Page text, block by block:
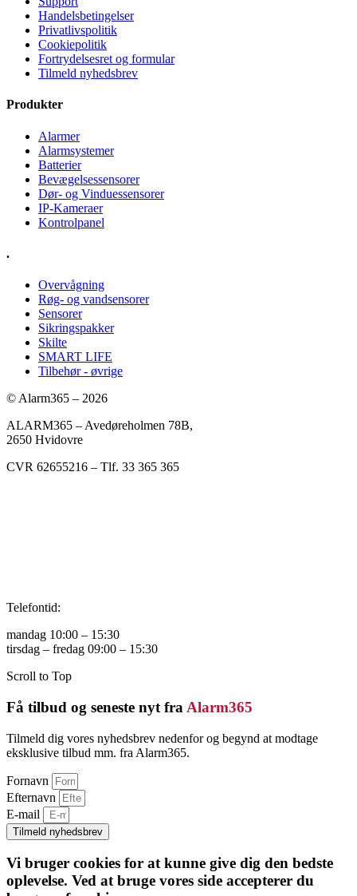
Handelsbetingelser
Privatlivspolitik
Cookiepolitik
Fortrydelsesret og formular
Tilmeld nyhedsbrev
Produkter
Alarmer
Alarmsystemer
Batterier
Bevægelsessensorer
Dør- og Vinduessensorer
IP-Kameraer
Kontrolpanel
.
Overvågning
Røg- og vandsensorer
Sensorer
Sikringspakker
Skilte
SMART LIFE
Tilbehør - øvrige
© Alarm365 – 2026
ALARM365 – Avedøreholmen 78B,
2650 Hvidovre
CVR 62655216 – Tlf. 33 365 365
Telefontid:
mandag 10:00 – 15:30
tirsdag – fredag 09:00 – 15:30
Scroll to Top
Få tilbud og seneste nyt fra Alarm365
Tilmeld dig vores nyhedsbrev nedenfor og begynd at modtage
eksklusive tilbud mm. fra Alarm365.
Fornavn
Efternavn
E-mail
Tilmeld nyhedsbrev
Vi bruger cookies for at kunne give dig den bedste
oplevelse. Ved at bruge vores side accepterer du